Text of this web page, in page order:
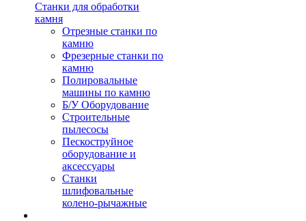
Станки для обработки
камня
Отрезные станки по
камню
Фрезерные станки по
камню
Полировальные
машины по камню
Б/У Оборудование
Строительные
пылесосы
Пескоструйное
оборудование и
аксессуары
Станки
шлифовальные
колено-рычажные